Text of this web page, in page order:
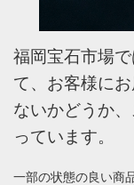
福岡宝石市場
て、 お客様に
ないかどうか、
っています。
一部の状態の良い商